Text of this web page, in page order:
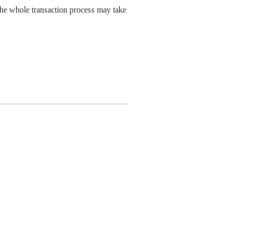
whole transaction process may take